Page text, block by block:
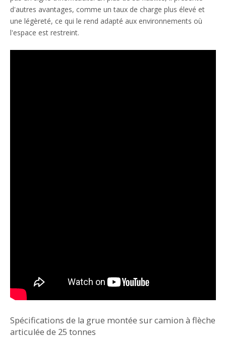
d'autres avantages, comme un taux de charge plus élevé et
une légèreté, ce qui le rend adapté aux environnements où
l'espace est restreint.
Spécifications de la grue montée sur camion à flèche
articulée de 25 tonnes